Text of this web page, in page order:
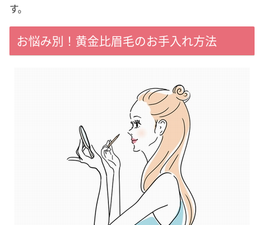
す。
お悩み別！黄金比眉毛のお手入れ方法